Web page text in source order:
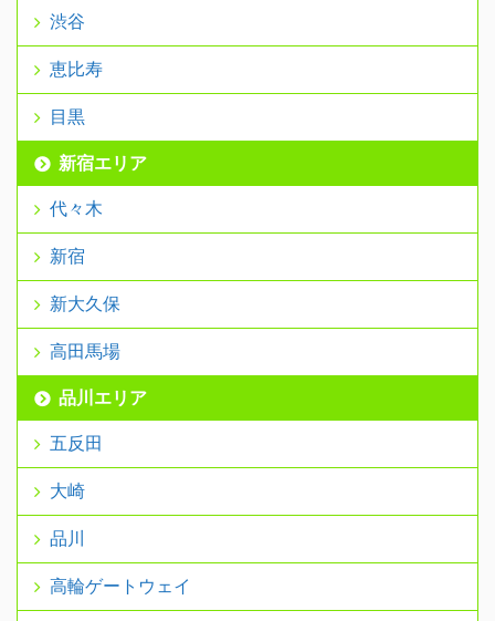
渋谷
恵比寿
目黒
新宿エリア
代々木
新宿
新大久保
高田馬場
品川エリア
五反田
大崎
品川
高輪ゲートウェイ